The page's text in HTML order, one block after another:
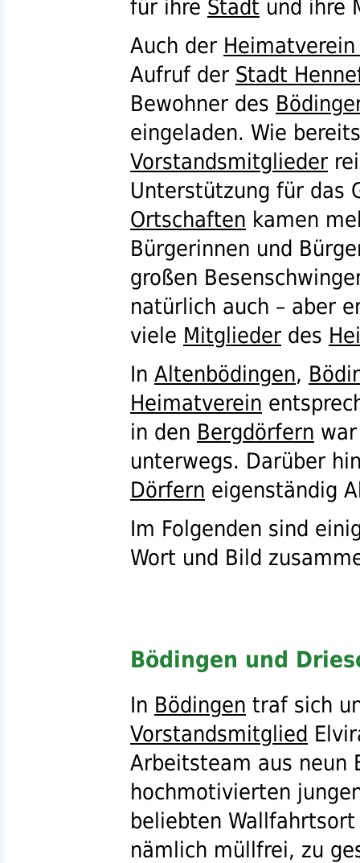
für ihre Stadt und ihre
Auch der
Aufruf der Stadt
Bewohner des
eingeladen. Wie
Vorstandsmitglieder
Unterstützung für das
Ortschaften kamen
Bürgerinnen und
großen
natürlich auch – aber
viele Mitglieder des
In Altenbödingen,
Heimatverein
in den Bergdörfern
unterwegs. Darüber
Dörfern eigenständig
Im Folgenden sind
Wort und Bild
Bödingen und
In Bödingen traf sich
Vorstandsmitglied
Arbeitsteam aus neun
hochmotivierten
beliebten
nämlich müllfrei, zu